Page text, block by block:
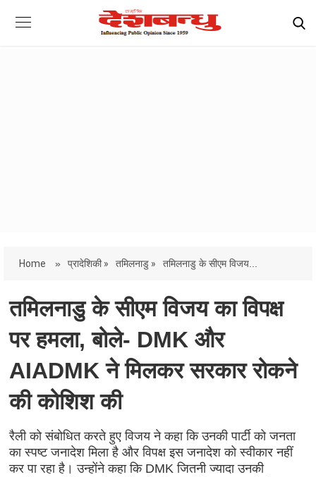
Home » प्रादेशिकी » तमिलनाडु » तमिलनाडु के सीएम विजय...
तमिलनाडु के सीएम विजय का विपक्ष
पर हमला, बोले- DMK और
AIADMK ने मिलकर सरकार रोकने
की कोशिश की
रैली को संबोधित करते हुए विजय ने कहा कि उनकी पार्टी को जनता
का स्पष्ट जनादेश मिला है और विपक्ष इस जनादेश को स्वीकार नहीं
कर पा रहा है। उन्होंने कहा कि DMK जितनी ज्यादा उनकी